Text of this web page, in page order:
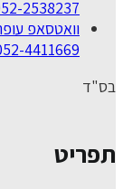
2538237
וואטסאפ
4411669
בס"ד
תפריט